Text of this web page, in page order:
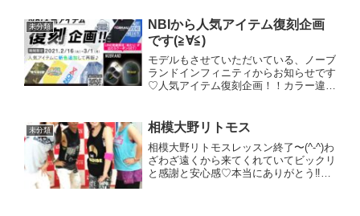
満足していただけるよう今後も学びつつ
色々なお伝え...
未分類
NBIから人気アイテム復刻企画
です(≧∀≦)
モデルもさせていただいている、ノーブ
ランドインフィニティからお知らせです
♡人気アイテム復刻企画！！カラー違う
プをプレゼント！の特典付きです^ -
^NBIのラインア...
未分類 相模大野リトモス
相模大野リトモスレッスン終了〜(^-^)わ
ざわざ遠くから来てくれていてビックリ
と感謝と安心感♡本当にありがとう‼︎そ